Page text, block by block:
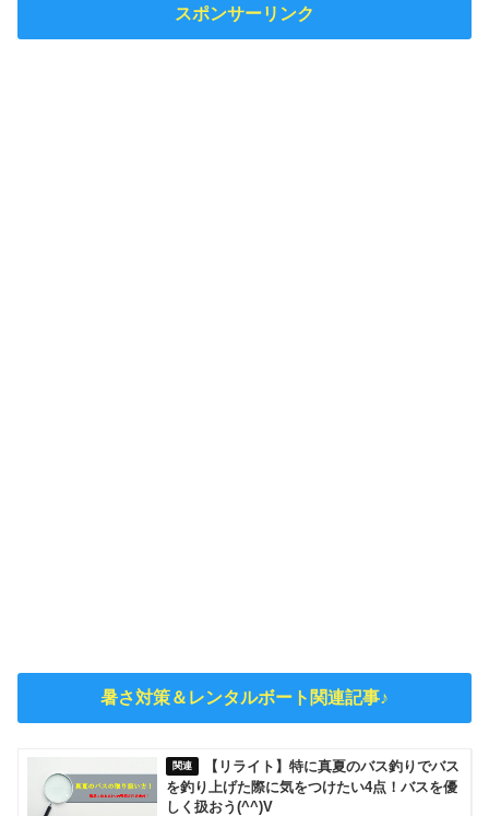
スポンサーリンク
暑さ対策＆レンタルボート関連記事♪
【リライト】特に真夏のバス釣りでバス
を釣り上げた際に気をつけたい4点！バスを優
しく扱おう(^^)V